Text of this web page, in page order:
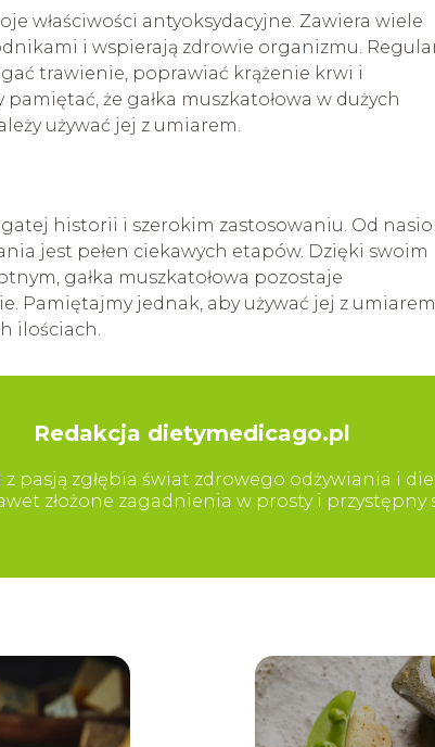
właściwości antyoksydacyjne. Zawiera wiele
i wspierają zdrowie organizmu.
trawienie, poprawiać krążenie krwi i
że gałka muszkatołowa w dużych
używać jej z umiarem.
historii i szerokim zastosowaniu. Od
jest pełen ciekawych etapów. Dzięki swoim
gałka muszkatołowa pozostaje
Pamiętajmy jednak, aby używać jej z umiarem,
ilościach.
Redakcja dietymedicago.pl
pasją zgłębia świat zdrowego odżywiania i
złożone zagadnienia w prosty i przystępny